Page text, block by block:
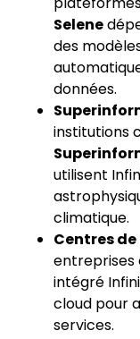
Selene
des
données.
institutions
utilisent
climatique.
Centres
entreprises
intégré
cloud pour
services.